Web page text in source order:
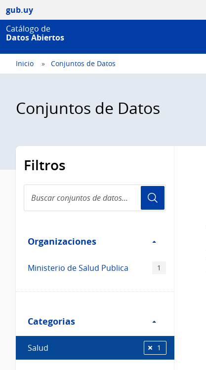
gub.uy
Catálogo de
Datos Abiertos
Inicio Conjuntos de Datos
Conjuntos de Datos
Filtros
conjuntos
de
Organizaciones
Organizaciones
Ministerio de Salud Publica 1
Categorias
Categorias
Salud 1